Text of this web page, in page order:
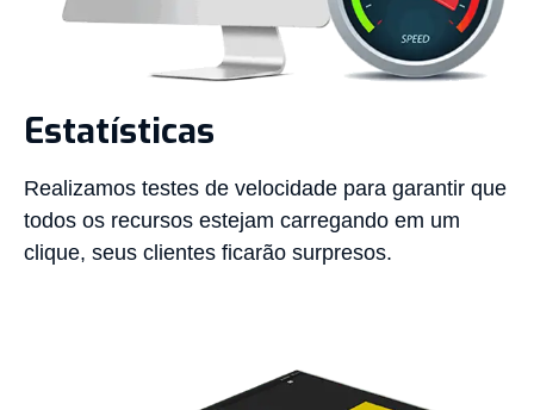
Estatísticas
Realizamos testes de velocidade para garantir que
todos os recursos estejam carregando em um
clique, seus clientes ficarão surpresos.